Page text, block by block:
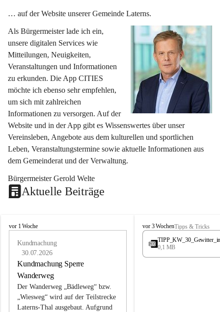
… auf der Website unserer Gemeinde Laterns.
Als Bürgermeister lade ich ein,
unsere digitalen Services wie
Mitteilungen, Neuigkeiten,
Veranstaltungen und Informationen
zu erkunden. Die App CITIES
möchte ich ebenso sehr empfehlen,
um sich mit zahlreichen
Informationen zu versorgen. Auf der
Website und in der App gibt es Wissenswertes über unser
Vereinsleben, Angebote aus dem kulturellen und sportlichen
Leben, Veranstaltungstermine sowie aktuelle Informationen aus
dem Gemeinderat und der Verwaltung.
Bürgermeister Gerold Welte
Aktuelle Beiträge
L
vor 1 Woche
Kundmachung
30.07.2026
Kundmachung Sperre
Wanderweg
Der Wanderweg „Bädleweg“ bzw.
„Wiesweg“ wird auf der Teilstrecke
Laterns-Thal ausgebaut. Aufgrund
L
a
e
vor 3 WochenTipps & Tricks
0,1 MB